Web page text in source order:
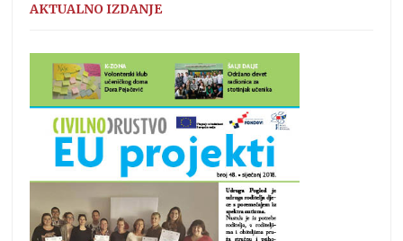
AKTUALNO IZDANJE